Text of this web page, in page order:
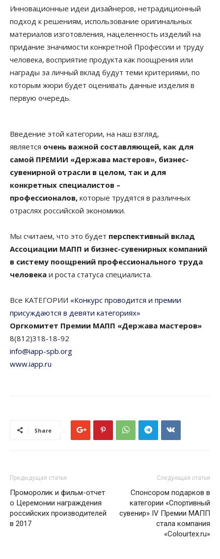
Инновационные идеи дизайнеров, нетрадиционный
подход к решениям, использование оригинальных
материалов изготовления, нацеленность изделий на
придание значимости конкретной Профессии и труду
человека, восприятие продукта как поощрения или
награды за личный вклад будут теми критериями, по
которым жюри будет оценивать данные изделия в
первую очередь.
Введение этой категории, на наш взгляд,
является очень важной составляющей, как для
самой ПРЕМИИ «Держава мастеров», бизнес-
сувенирной отрасли в целом, так и для
конкретных специалистов –
профессионалов, которые трудятся в различных
отраслях российской экономики.
Мы считаем, что это будет перспективный вклад
Ассоциации МАПП и бизнес-сувенирных компаний
в систему поощрений профессионального труда
человека и роста статуса специалиста.
Все КАТЕГОРИИ «Конкурс проводится и премии
присуждаются в девяти категориях»
Оргкомитет Премии МАПП «Держава мастеров»
8(812)318-18-92
info@iapp-spb.org
www.iapp.ru
Share
Предыдущая статья
Проморолик и фильм-отчет
о Церемонии награждения
российских производителей
в 2017
Следующая статья
Спонсором подарков в
категории «Спортивный
сувенир» IV Премии МАПП
стала компания
«Сolourtex.ru»